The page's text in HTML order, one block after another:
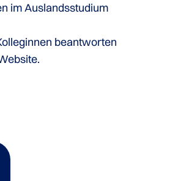
im Auslandsstudium
beantworten